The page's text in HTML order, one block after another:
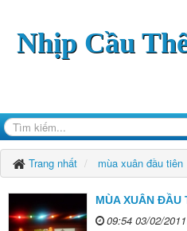
Nhịp Cầu
Trang nhất mùa xuân đầu tiên
MÙA XUÂN ĐẦU
09:54 03/02/2011